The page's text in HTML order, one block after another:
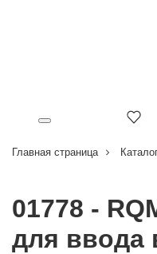
Главная страница
01778 -
для ввода